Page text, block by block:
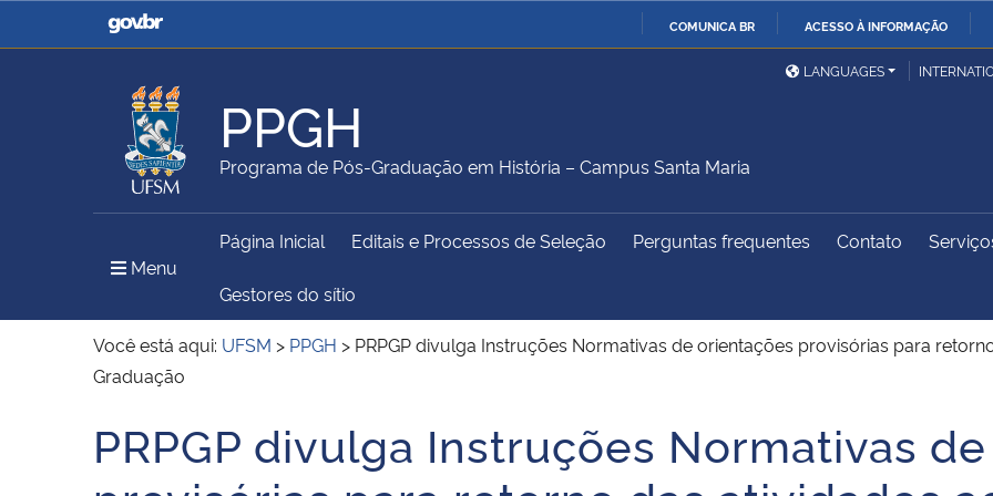
COMUNICA BR ACESSO À INFORMAÇÃO
Casa Civil
Ministério da Justiça e
Ministério da Defesa
Ministério das Relações
Exteriores
Ministério da Agricultura,
Pecuária e Abastecimento
Ministério da Educação
Ministério do Meio Ambiente
Ministério do
Controladoria-Geral da
Secretaria de Governo
LANGUAGES
PPGH
Programa de Pós-Graduação em História – Campus Santa Maria
Menu
Página Inicial Editais e Processos de Seleção Perguntas frequentes Contato
Gestores do sítio
Você está aqui: UFSM > PPGH > PRPGP divulga Instruções Normativas de orientações provisórias para
Graduação
Início do conteúdo
PRPGP divulga Instruções Normativas